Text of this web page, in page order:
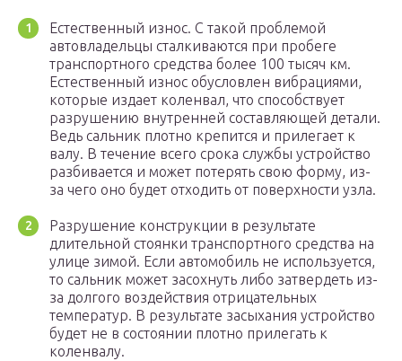
Естественный износ. С такой проблемой
автовладельцы сталкиваются при пробеге
транспортного средства более 100 тысяч км.
Естественный износ обусловлен вибрациями,
которые издает коленвал, что способствует
разрушению внутренней составляющей детали.
Ведь сальник плотно крепится и прилегает к
валу. В течение всего срока службы устройство
разбивается и может потерять свою форму, из-
за чего оно будет отходить от поверхности узла.
Разрушение конструкции в результате
длительной стоянки транспортного средства на
улице зимой. Если автомобиль не используется,
то сальник может засохнуть либо затвердеть из-
за долгого воздействия отрицательных
температур. В результате засыхания устройство
будет не в состоянии плотно прилегать к
коленвалу.